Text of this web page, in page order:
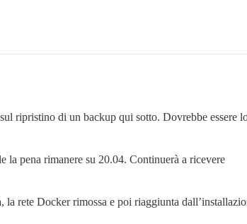
ripristino di un backup qui sotto. Dovrebbe essere
pena rimanere su 20.04. Continuerà a ricevere
rete Docker rimossa e poi riaggiunta